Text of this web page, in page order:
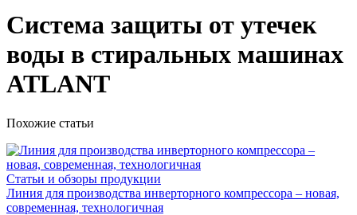
Система защиты от утечек
воды в стиральных машинах
ATLANT
Похожие статьи
Статьи и обзоры продукции
Линия для производства инверторного компрессора – новая,
современная, технологичная